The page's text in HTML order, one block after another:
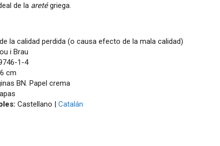
de la aretégriega.
la calidad perdida (o causa efecto de la mala calidad)
i Brau
1-4
cm
BN. Papel crema
Castellano |Catalán